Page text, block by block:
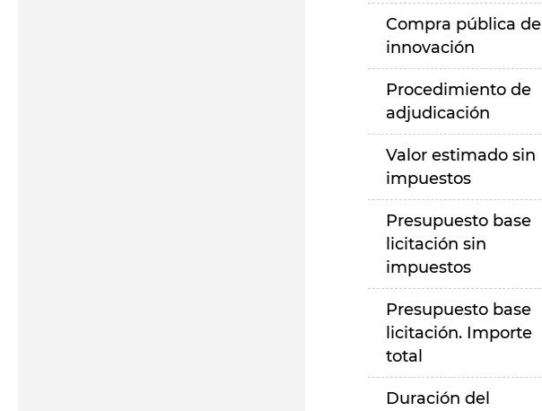
Compra pública de
innovación
Procedimiento de
adjudicación
Valor estimado sin
impuestos
Presupuesto base
licitación sin
impuestos
Presupuesto base
licitación. Importe
total
Duración del